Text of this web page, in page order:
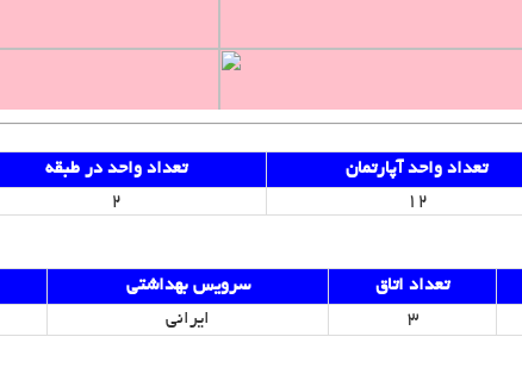
تعداد واحد آپارتمان تعداد واحد در طبقه
12
2
تعداد اتاق سرویس بهداشتی
3 ایرانی